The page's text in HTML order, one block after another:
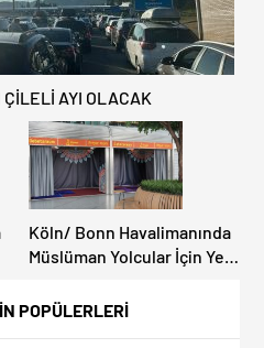
POPÜLERLERİ
ÇİLELİ AYI OLACAK
Köln/ Bonn Havalimanında
Müslüman Yolcular İçin Yeni